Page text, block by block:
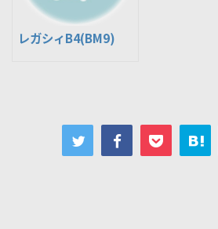
レガシィB4(BM9)